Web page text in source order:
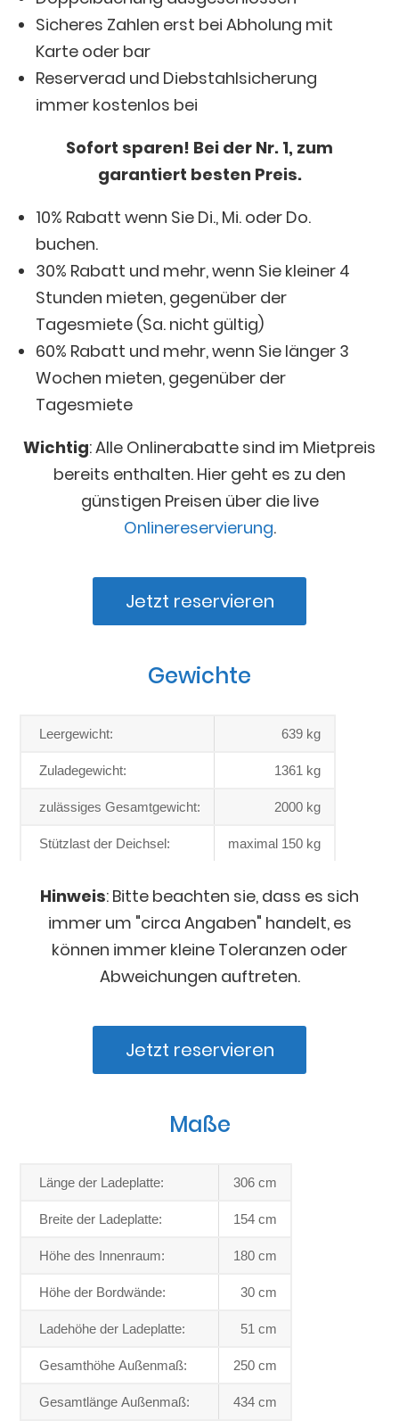
Sicheres Zahlen erst bei Abholung mit
Karte oder bar
Reserverad und Diebstahlsicherung
immer kostenlos bei
Sofort sparen! Bei der Nr. 1, zum
garantiert besten Preis.
10% Rabatt wenn Sie Di., Mi. oder Do.
buchen.
30% Rabatt und mehr, wenn Sie kleiner 4
Stunden mieten, gegenüber der
Tagesmiete (Sa. nicht gültig)
60% Rabatt und mehr, wenn Sie länger 3
Wochen mieten, gegenüber der
Tagesmiete
Wichtig: Alle Onlinerabatte sind im Mietpreis
bereits enthalten. Hier geht es zu den
günstigen Preisen über die live
Onlinereservierung.
Jetzt reservieren
Gewichte
Leergewicht: 639 kg
Zuladegewicht: 1361 kg
zulässiges Gesamtgewicht: 2000 kg
Stützlast der Deichsel: maximal 150 kg
Hinweis: Bitte beachten sie, dass es sich
immer um "circa Angaben" handelt, es
können immer kleine Toleranzen oder
Abweichungen auftreten.
Jetzt reservieren
Maße
Länge der Ladeplatte: 306 cm
Breite der Ladeplatte: 154 cm
Höhe des Innenraum: 180 cm
Höhe der Bordwände: 30 cm
Ladehöhe der Ladeplatte: 51 cm
Gesamthöhe Außenmaß: 250 cm
Gesamtlänge Außenmaß: 434 cm